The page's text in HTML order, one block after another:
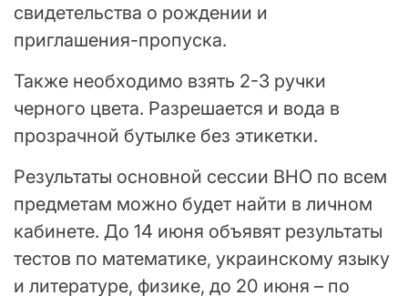
свидетельства о рождении и
приглашения-пропуска.
Также необходимо взять 2-3 ручки
черного цвета. Разрешается и вода в
прозрачной бутылке без этикетки.
Результаты основной сессии ВНО по всем
предметам можно будет найти в личном
кабинете. До 14 июня объявят результаты
тестов по математике, украинскому языку
и литературе, физике, до 20 июня – по